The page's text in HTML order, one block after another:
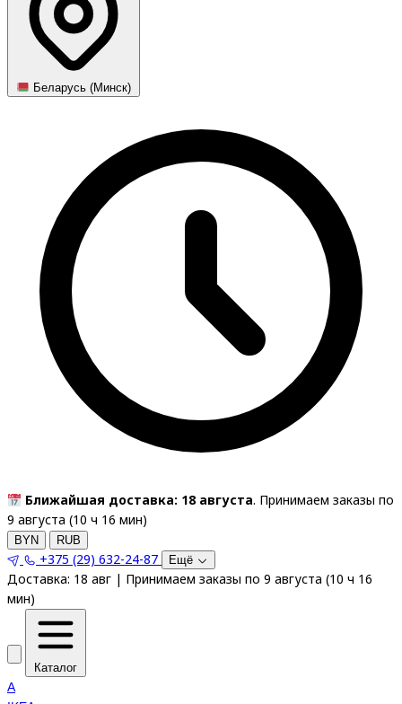
Беларусь (Минск)
Ближайшая доставка: 18 августа. Принимаем заказы по
9 августа (10 ч 16 мин)
BYN RUB
+375 (29) 632-24-87 Ещё
Доставка: 18 авг | Принимаем заказы по 9 августа (10 ч 16
мин)
Каталог
A